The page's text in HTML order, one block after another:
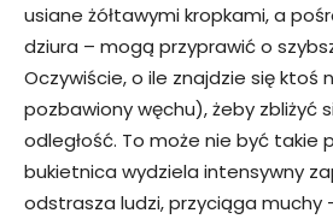
usiane żółtawymi kropkami, a
dziura – mogą przyprawić o
Oczywiście, o ile znajdzie się ktoś
pozbawiony węchu), żeby zbliżyć
odległość. To może nie być takie
bukietnica wydziela intensywny
odstrasza ludzi, przyciąga muchy